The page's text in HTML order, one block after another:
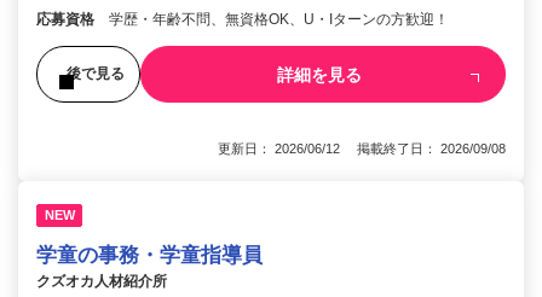
応募資格 学歴・年齢不問、無資格OK、U・Iターンの方歓迎！
後で見る 詳細を見る
更新日： 2026/06/12 掲載終了日： 2026/09/08
NEW
学童の事務・学童指導員
クズオカ人材紹介所